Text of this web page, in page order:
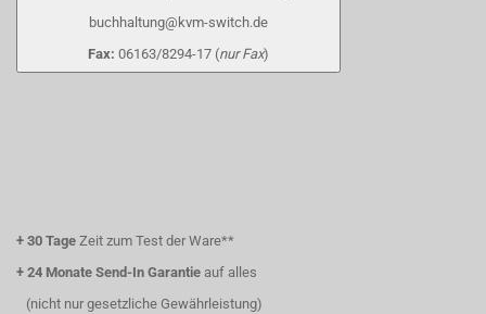
buchhaltung@kvm-switch.de
Fax: 06163/8294-17 (nur Fax)
+ 30 Tage Zeit zum Test der Ware**
+ 24 Monate Send-In Garantie auf alles
(nicht nur gesetzliche Gewährleistung)